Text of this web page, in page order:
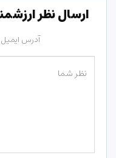
ارسال نظر
آدرس